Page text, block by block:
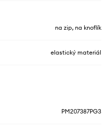
na zip, na knoflík
elastický materiál
PM207387PG3